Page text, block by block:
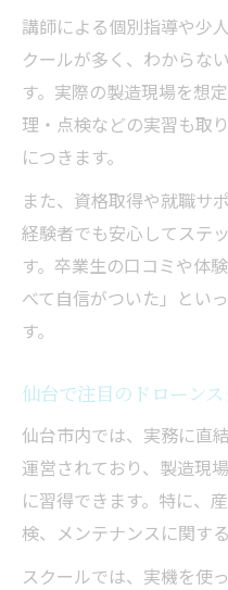
信頼できるドロ
ドローンスクー
安定したキャリアを
製造職定着に役
術
ドローンスクー
製造職で活躍す
ドローン国家資格
ドローンスクー
製造分野に役立
ドローンスクー
講師による個別指導や少
クールが多く、わからな
す。実際の製造現場を想
理・点検などの実習も取
につきます。
また、資格取得や就職サ
経験者でも安心してステ
す。卒業生の口コミや体
べて自信がついた」とい
す。
仙台で注目のドローン
仙台市内では、実務に直
運営されており、製造現
に習得できます。特に、
検、メンテナンスに関す
スクールでは、実機を使